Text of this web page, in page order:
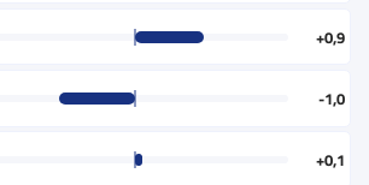
+0,9
-1,0
+0,1